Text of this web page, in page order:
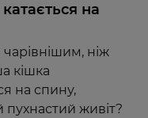
на
ніж
кішка
на спину,
живіт?